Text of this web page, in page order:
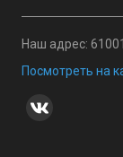
Наш адрес:
Посмотреть на